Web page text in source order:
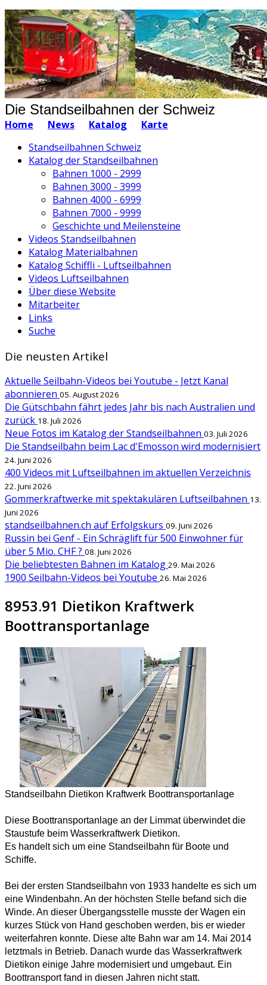
Die Standseilbahnen der Schweiz
Home News Katalog
Karte
Standseilbahnen Schweiz
Katalog der Standseilbahnen
Bahnen 1000 - 2999
Bahnen 3000 - 3999
Bahnen 4000 - 6999
Bahnen 7000 - 9999
Geschichte und Meilensteine
Videos Standseilbahnen
Katalog Materialbahnen
Katalog Schiffli - Luftseilbahnen
Videos Luftseilbahnen
Über diese Website
Mitarbeiter
Links
Suche
Die neusten Artikel
Aktuelle Seilbahn-Videos bei Youtube - Jetzt Kanal
abonnieren 05. August 2026
Die Gütschbahn fährt jedes Jahr bis nach Australien und
zurück 18. Juli 2026
Neue Fotos im Katalog der Standseilbahnen 03. Juli 2026
Die Standseilbahn beim Lac d'Emosson wird modernisiert
24. Juni 2026
400 Videos mit Luftseilbahnen im aktuellen Verzeichnis
22. Juni 2026
Gommerkraftwerke mit spektakulären Luftseilbahnen 13.
Juni 2026
standseilbahnen.ch auf Erfolgskurs 09. Juni 2026
Russin bei Genf - Ein Schräglift für 500 Einwohner für
über 5 Mio. CHF ? 08. Juni 2026
Die beliebtesten Bahnen im Katalog 29. Mai 2026
1900 Seilbahn-Videos bei Youtube 26. Mai 2026
8953.91 Dietikon Kraftwerk
Boottransportanlage
Standseilbahn Dietikon Kraftwerk Boottransportanlage
Diese Boottransportanlage an der Limmat überwindet die
Staustufe beim Wasserkraftwerk Dietikon.
Es handelt sich um eine Standseilbahn für Boote und
Schiffe.
Bei der ersten Standseilbahn von 1933 handelte es sich um
eine Windenbahn. An der höchsten Stelle befand sich die
Winde. An dieser Übergangsstelle musste der Wagen ein
kurzes Stück von Hand geschoben werden, bis er wieder
weiterfahren konnte. Diese alte Bahn war am 14. Mai 2014
letztmals in Betrieb. Danach wurde das Wasserkraftwerk
Dietikon einige Jahre modernisiert und umgebaut. Ein
Boottransport fand in diesen Jahren nicht statt.